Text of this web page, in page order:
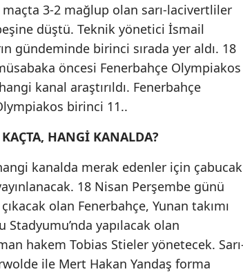
3-2 mağlup olan sarı-lacivertliler
düştü. Teknik yönetici İsmail
gündeminde birinci sırada yer aldı. 18
öncesi Fenerbahçe Olympiakos
kanal araştırıldı. Fenerbahçe
birinci 11..
HANGİ KANALDA?
kanalda merak edenler için çabucak
18 Nisan Perşembe günü
olan Fenerbahçe, Yunan takımı
Stadyumu’nda yapılacak olan
hakem Tobias Stieler yönetecek.
ile Mert Hakan Yandaş forma